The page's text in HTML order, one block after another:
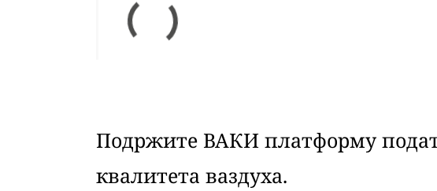
Подржите ВАКИ платформу
квалитета ваздуха.